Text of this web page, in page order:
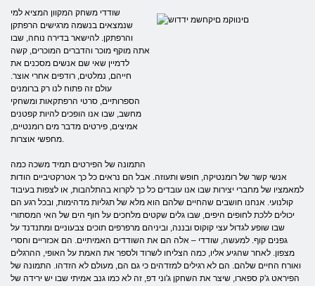
שודדי משחק המקוון המציא למי
שנמצאים בנשמה מרגישים הרפתקן
והרפתקן. להישאר בדירה נוחה, שבו
אתה מוקף מוכר והדברים המוכרים, קשה
לדמיין שאי שם אנשים מסכנים את
חייהם, נמלטים, רודפים אחרי אוצר.
עולם זה פתוח לנו רק ברומנים
הספרותיים, סרטי הרפתקאות ומשחקי
מחשב, שבו אנו הופכים להיות קפטנים
אמיצים, פירטים מדבר מים רומנטיים,
מחפשי אוצרות.
התמונה של הפירטים תמיד משכה כמה
אנשי קשר של רומנטיקה, חופש ותעוזה. אבל הם נראים כל כך אטרקטיביים הודות
למאמציו של מחברי יצירות שבו אנו עובדים כל כך לקרוא בהתלהבות, או לצפות בעיבוד
קולנועי. אנחנו חושבים שהחיים שלהם הוא מלא של תגליות מדהימות, ובכל רגע הם
יכולים ללכת לחופים היפים, שבו גלים שקטים מלחכים על חוף הים של האי המסתורי
שבו שופע לגדול עצי קוקוס ובננה, וביניהם מרפרפים תוכים צבעוניים ומתנדנד על
גפנים קוף. למעשה, שודדי – אלה הם את השודדים האמיתיים. הם אכזריים וחסרי
מצפון. לאחר שהגיע אליו, כמה הצליחו לשרוד ולספר את האמת על האופי, ההרגלים
ואורח החיים שלהם. הם לא רגילים למזדהים כי גם הם, מעולם לא הזדהו. התמונה של
הפיראט ג'ק ספארו, שיצר את השחקן ג'וני דפ, זה לא כמו גנב אמיתי שבו יש ירידה של